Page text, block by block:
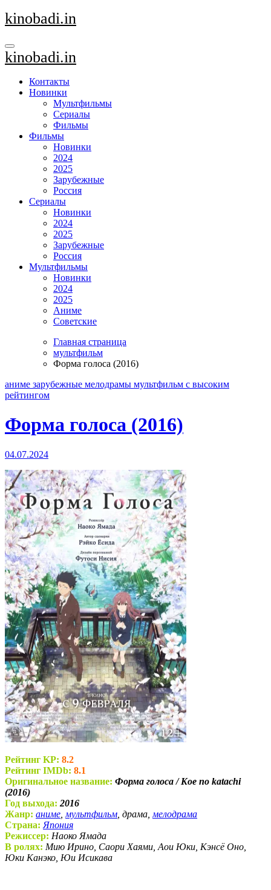
Перейти
к
kinobadi.in
kinobadi.in
Контакты
Новинки
Мультфильмы
Сериалы
Фильмы
Фильмы
Новинки
2024
2025
Зарубежные
Россия
Сериалы
Новинки
2024
2025
Зарубежные
Россия
Мультфильмы
Новинки
2024
2025
Аниме
Советские
Главная страница
мультфильм
Форма голоса (2016)
аниме зарубежные мелодрамы мультфильм с высоким
рейтингом
Форма голоса (2016)
04.07.2024
Рейтинг KP: 8.2
Рейтинг IMDb: 8.1
Оригинальное название: Форма голоса / Koe no katachi
(2016)
Год выхода: 2016
Жанр: аниме мультфильм , драма, мелодрама
Страна: Япония
Режиссер: Наоко Ямада
В ролях: Мию Ирино, Саори Хаями, Аои Юки, Кэнсё Оно,
Юки Канэко, Юи Исикава